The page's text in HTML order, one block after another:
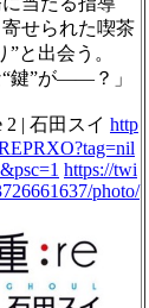
せられた喫茶
”と出会う。
鍵”が――？」
| 石田スイ http
https://twi
photo/